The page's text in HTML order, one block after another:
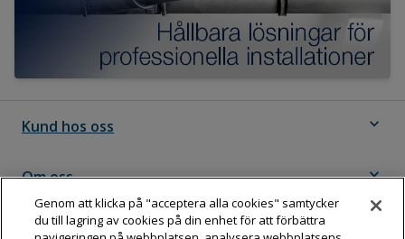
Kund hos oss expand_more
Om oss expand_more
Följ Dahl
Genom att klicka på "acceptera alla cookies" samtycker
du till lagring av cookies på din enhet för att förbättra